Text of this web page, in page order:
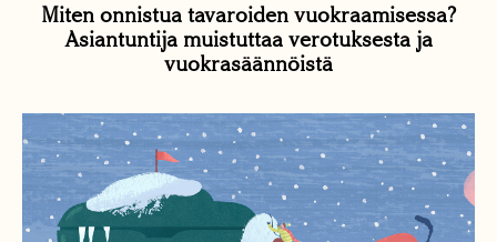
Miten onnistua tavaroiden vuokraamisessa?
Asiantuntija muistuttaa verotuksesta ja
vuokrasäännöistä